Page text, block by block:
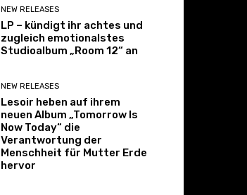
NEW RELEASES
LP – kündigt ihr achtes und
zugleich emotionalstes
Studioalbum „Room 12“ an
NEW RELEASES
Lesoir heben auf ihrem
neuen Album „Tomorrow Is
Now Today“ die
Verantwortung der
Menschheit für Mutter Erde
hervor